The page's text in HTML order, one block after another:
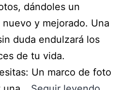
dándoles un
y mejorado. Una
duda endulzará los
de tu vida.
Un marco de foto